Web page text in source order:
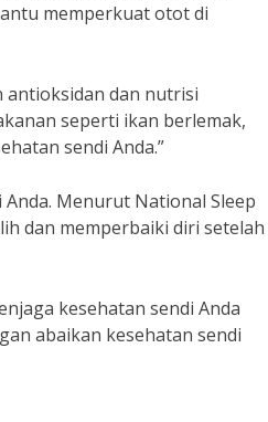
memperkuat otot di
antioksidan dan nutrisi
seperti ikan berlemak,
sendi Anda.”
Menurut National Sleep
dan memperbaiki diri setelah
kesehatan sendi Anda
abaikan kesehatan sendi